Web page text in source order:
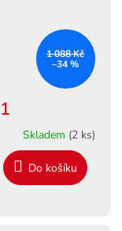
1 088 Kč
–34 %
Skladem (2 ks)
Do košíku